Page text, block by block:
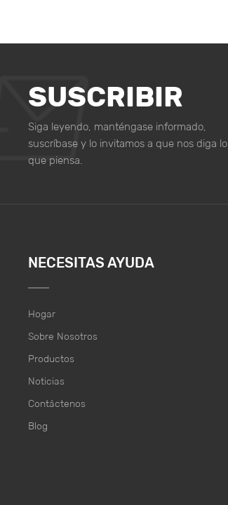
SUSCRIBIR
Siga leyendo, manténgase informado,
suscríbase y lo invitamos a que nos diga lo
que piensa.
NECESITAS AYUDA
Hogar
Sobre Nosotros
Productos
Noticias
Contáctenos
Blog